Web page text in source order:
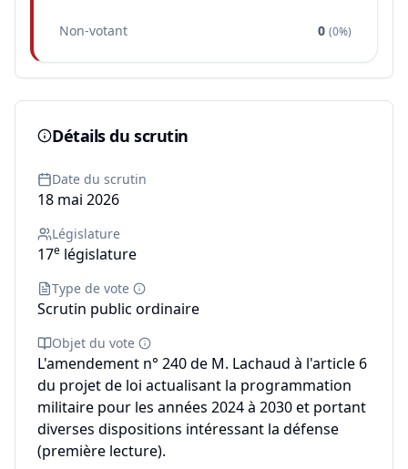
Non-votant 0 (0%)
Détails du scrutin
Date du scrutin
18 mai 2026
Législature
17e législature
Type de vote
Scrutin public ordinaire
Objet du vote
L'amendement n° 240 de M. Lachaud à l'article 6
du projet de loi actualisant la programmation
militaire pour les années 2024 à 2030 et portant
diverses dispositions intéressant la défense
(première lecture).